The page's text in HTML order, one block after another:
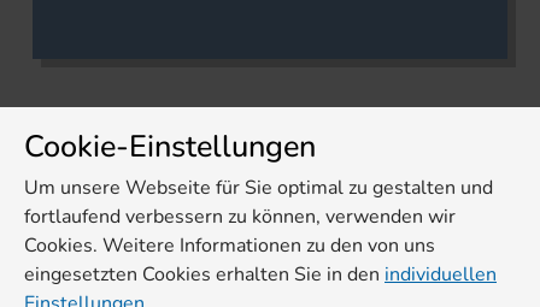
Cookie-Einstellungen
Um unsere Webseite für Sie optimal zu gestalten und
fortlaufend verbessern zu können, verwenden wir
Cookies. Weitere Informationen zu den von uns
eingesetzten Cookies erhalten Sie in den individuellen